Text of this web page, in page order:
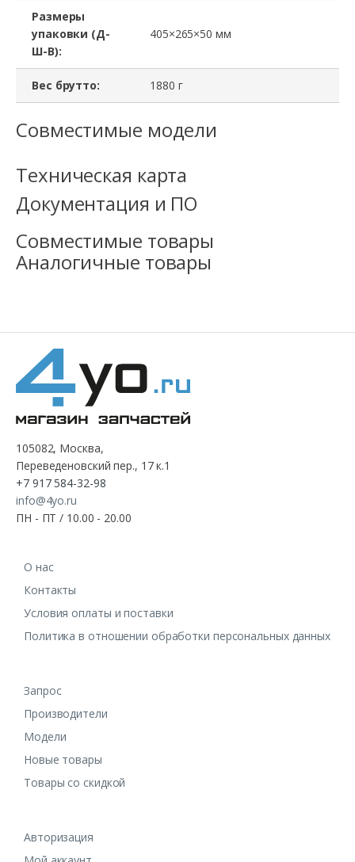
Размеры
упаковки (Д-
Ш-В):
405×265×50 мм
Вес брутто: 1880 г
Совместимые модели
Техническая карта
Документация и ПО
Совместимые товары
Аналогичные товары
105082, Москва,
Переведеновский пер., 17 к.1
+7 917 584-32-98
info@4yo.ru
ПН - ПТ / 10.00 - 20.00
О нас
Контакты
Условия оплаты и поставки
Политика в отношении обработки персональных данных
Запрос
Производители
Модели
Новые товары
Товары со скидкой
Авторизация